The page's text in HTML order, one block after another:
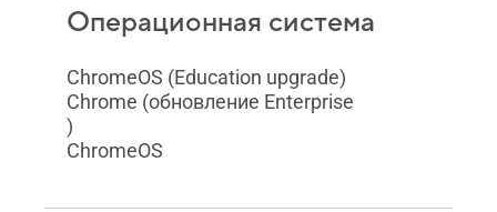
Операционная система
ChromeOS (Education upgrade)
Chrome (обновление Enterprise
)
ChromeOS